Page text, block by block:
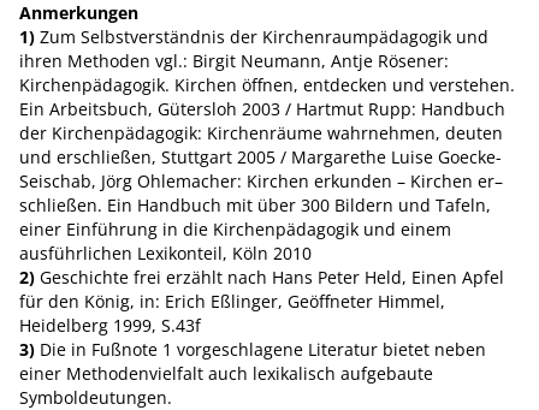
Anmerkungen
1) Zum Selbstverständnis der Kirchenraumpädagogik und
ihren Methoden vgl.: Birgit Neumann, Antje Rösener:
Kirchenpädagogik. Kirchen öffnen, entdecken und verstehen.
Ein Arbeitsbuch, Gütersloh 2003 / Hartmut Rupp: Handbuch
der Kirchenpädagogik: Kirchenräume wahrnehmen, deuten
und erschließen, Stuttgart 2005 / Margarethe Luise Goecke-
Seischab, Jörg Ohlemacher: Kirchen erkunden – Kirchen er–
schließen. Ein Handbuch mit über 300 Bildern und Tafeln,
einer Einführung in die Kirchenpädagogik und einem
ausführlichen Lexikonteil, Köln 2010
2) Geschichte frei erzählt nach Hans Peter Held, Einen Apfel
für den König, in: Erich Eßlinger, Geöffneter Himmel,
Heidelberg 1999, S.43f
3) Die in Fußnote 1 vorgeschlagene Literatur bietet neben
einer Methodenvielfalt auch lexikalisch aufgebaute
Symboldeutungen.